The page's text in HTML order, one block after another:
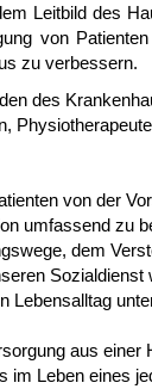
Leitbild des
von
zu verbessern.
des
von der
umfassend zu
dem
Lebensalltag
aus
im Leben eines